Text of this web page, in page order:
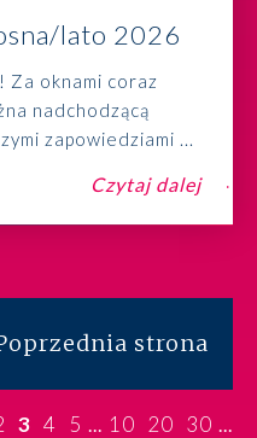
lato 2026
Za oknami coraz
nadchodzącą
zapowiedziami ...
Czytaj dalej
strona
3 4 5 ... 10 20 30 ...